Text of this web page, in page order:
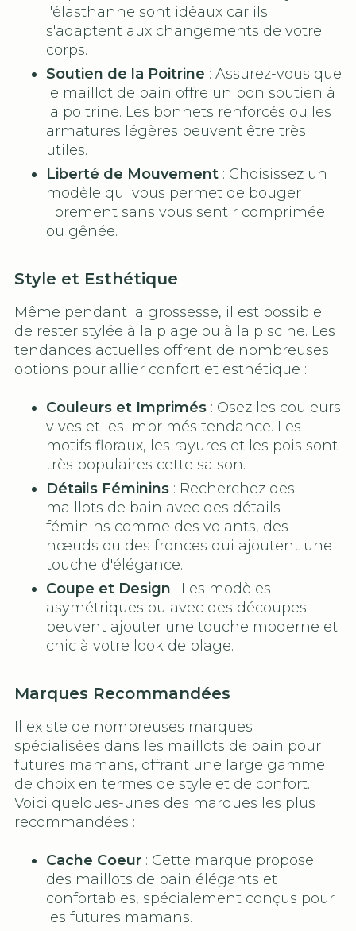
l'élasthanne sont idéaux car ils
s'adaptent aux changements de votre
corps.
Soutien de la Poitrine : Assurez-vous que
le maillot de bain offre un bon soutien à
la poitrine. Les bonnets renforcés ou les
armatures légères peuvent être très
utiles.
Liberté de Mouvement : Choisissez un
modèle qui vous permet de bouger
librement sans vous sentir comprimée
ou gênée.
Style et Esthétique
Même pendant la grossesse, il est possible
de rester stylée à la plage ou à la piscine. Les
tendances actuelles offrent de nombreuses
options pour allier confort et esthétique :
Couleurs et Imprimés : Osez les couleurs
vives et les imprimés tendance. Les
motifs floraux, les rayures et les pois sont
très populaires cette saison.
Détails Féminins : Recherchez des
maillots de bain avec des détails
féminins comme des volants, des
nœuds ou des fronces qui ajoutent une
touche d'élégance.
Coupe et Design : Les modèles
asymétriques ou avec des découpes
peuvent ajouter une touche moderne et
chic à votre look de plage.
Marques Recommandées
Il existe de nombreuses marques
spécialisées dans les maillots de bain pour
futures mamans, offrant une large gamme
de choix en termes de style et de confort.
Voici quelques-unes des marques les plus
recommandées :
Cache Coeur : Cette marque propose
des maillots de bain élégants et
confortables, spécialement conçus pour
les futures mamans.